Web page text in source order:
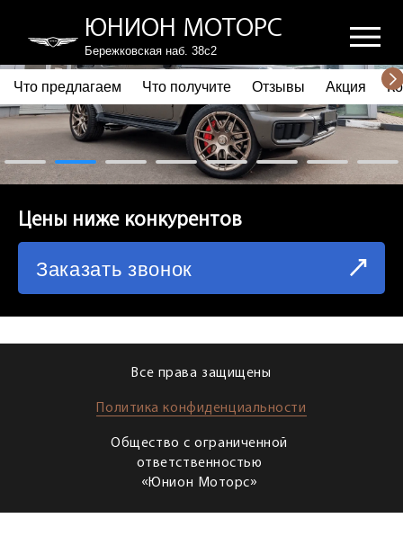
ЮНИОН МОТОРС
Бережковская наб. 38с2
ПОЧЕМУ ВЫБИРАЮТ НАС
ЧТО ПРЕДЛАГАЕМ
ЧТО ПОЛУЧИТЕ
СХЕМА ПРОЕЗДА
Что предлагаем Что получите Отзывы Акция
Цены ниже конкурентов
Заказать звонок
Все права защищены
Политика конфиденциальности
Общество с ограниченной
ответственностью
«Юнион Моторс»